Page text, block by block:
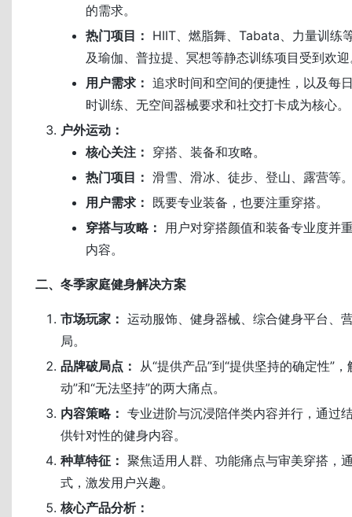
的需求。
热门项目： HIIT、燃脂舞、Tabata、力量训练
及瑜伽、普拉提、冥想等静态训练项目受到欢
用户需求： 追求时间和空间的便捷性，以及每
时训练、无空间器械要求和社交打卡成为核心。
户外运动：
核心关注： 穿搭、装备和攻略。
热门项目： 滑雪、滑冰、徒步、登山、露营等
用户需求： 既要专业装备，也要注重穿搭。
穿搭与攻略： 用户对穿搭颜值和装备专业度并
内容。
二、冬季家庭健身解决方案
市场玩家： 运动服饰、健身器械、综合健身平台、
局。
品牌破局点： 从“提供产品”到“提供坚持的确定性”
动”和“无法坚持”的两大痛点。
内容策略： 专业进阶与沉浸陪伴类内容并行，通过
供针对性的健身内容。
种草特征： 聚焦适用人群、功能痛点与审美穿搭，
式，激发用户兴趣。
核心产品分析：